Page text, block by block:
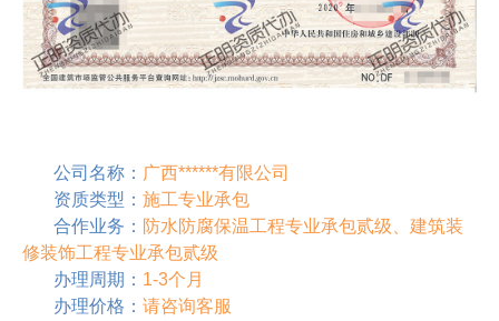
公司名称： 广西******有限公司
资质类型： 施工专业承包
合作业务： 防水防腐保温工程专业承包贰级、建筑装
修装饰工程专业承包贰级
办理周期： 1-3个月
办理价格： 请咨询客服